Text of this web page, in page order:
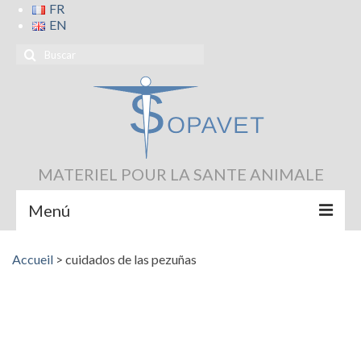
FR
EN
MATERIEL POUR LA SANTE ANIMALE
Menú
Inicio
Accueil > cuidados de las pezuñas